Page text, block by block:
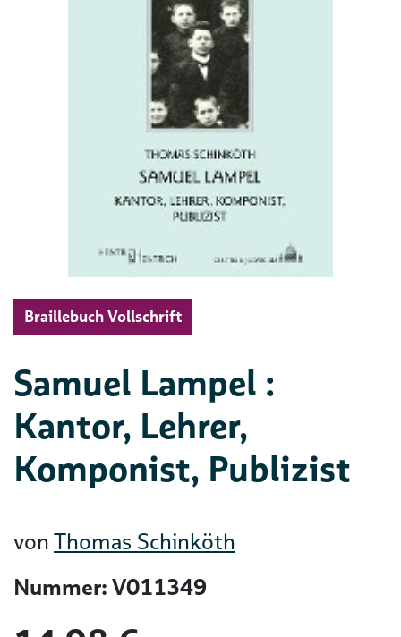
Braillebuch Vollschrift
Samuel Lampel :
Kantor, Lehrer,
Komponist, Publizist
vonThomas Schinköth
Nummer: V011349